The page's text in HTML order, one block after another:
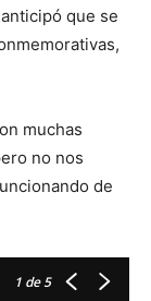
que se
muchas
no nos
de
1 de 5